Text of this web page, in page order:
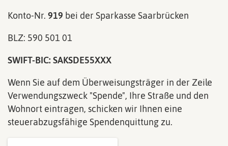
Konto-Nr. 919 bei der Sparkasse Saarbrücken
BLZ: 590 501 01
SWIFT-BIC: SAKSDE55XXX
Wenn Sie auf dem Überweisungsträger in der Zeile
Verwendungszweck "Spende", Ihre Straße und den
Wohnort eintragen, schicken wir Ihnen eine
steuerabzugsfähige Spendenquittung zu.